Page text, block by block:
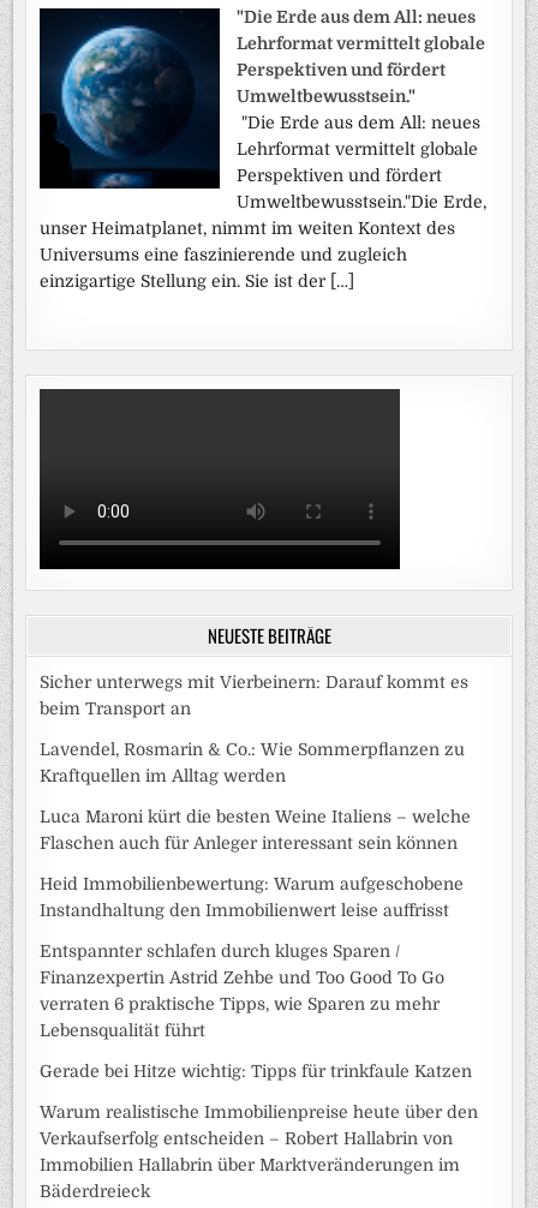
"Die Erde aus dem All: neues
Lehrformat vermittelt globale
Perspektiven und fördert
Umweltbewusstsein."
"Die Erde aus dem All: neues
Lehrformat vermittelt globale
Perspektiven und fördert
Umweltbewusstsein."Die Erde,
unser Heimatplanet, nimmt im weiten Kontext des
Universums eine faszinierende und zugleich
einzigartige Stellung ein. Sie ist der […]
NEUESTE BEITRÄGE
Sicher unterwegs mit Vierbeinern: Darauf kommt es
beim Transport an
Lavendel, Rosmarin & Co.: Wie Sommerpflanzen zu
Kraftquellen im Alltag werden
Luca Maroni kürt die besten Weine Italiens – welche
Flaschen auch für Anleger interessant sein können
Heid Immobilienbewertung: Warum aufgeschobene
Instandhaltung den Immobilienwert leise auffrisst
Entspannter schlafen durch kluges Sparen /
Finanzexpertin Astrid Zehbe und Too Good To Go
verraten 6 praktische Tipps, wie Sparen zu mehr
Lebensqualität führt
Gerade bei Hitze wichtig: Tipps für trinkfaule Katzen
Warum realistische Immobilienpreise heute über den
Verkaufserfolg entscheiden – Robert Hallabrin von
Immobilien Hallabrin über Marktveränderungen im
Bäderdreieck